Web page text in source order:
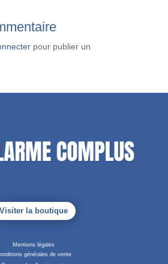
pour publier un
Visiter la boutique
Mentions légales
générales de vente